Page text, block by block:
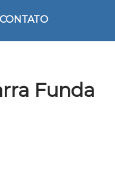
CONTATO
Funda